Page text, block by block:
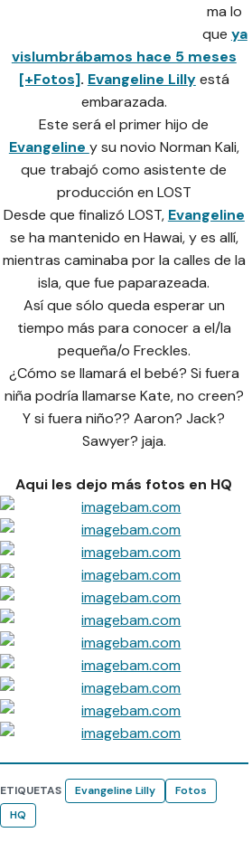
ma lo
que ya
vislumbrábamos hace 5 meses
[+Fotos]. Evangeline Lillyestá
embarazada.
Este será el primer hijo de
Evangeline y su novio Norman Kali,
que trabajó como asistente de
producción en LOST
Desde que finalizó LOST, Evangeline
se ha mantenido en Hawai, y es allí,
mientras caminaba por la calles de la
isla, que fue paparazeada.
Así que sólo queda esperar un
tiempo más para conocer a el/la
pequeña/o Freckles.
¿Cómo se llamará el bebé? Si fuera
niña podría llamarse Kate, no creen?
Y si fuera niño?? Aaron? Jack?
Sawyer? jaja.
Aqui les dejo más fotos en HQ
ETIQUETAS Evangeline Lilly
Fotos
HQ